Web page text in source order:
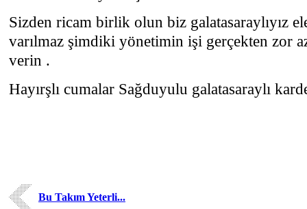
Sizden ricam birlik olun biz galatasaraylıyız
varılmaz şimdiki yönetimin işi gerçekten zor
verin .
Hayırşlı cumalar Sağduyulu galatasaraylı
Bu Takım Yeterli...